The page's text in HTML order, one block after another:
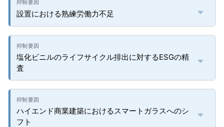
設置における熟練労働力不足
塩化ビニルのライフサイクル排出に対するESGの精
査
ハイエンド商業建築におけるスマートガラスへのシ
フト